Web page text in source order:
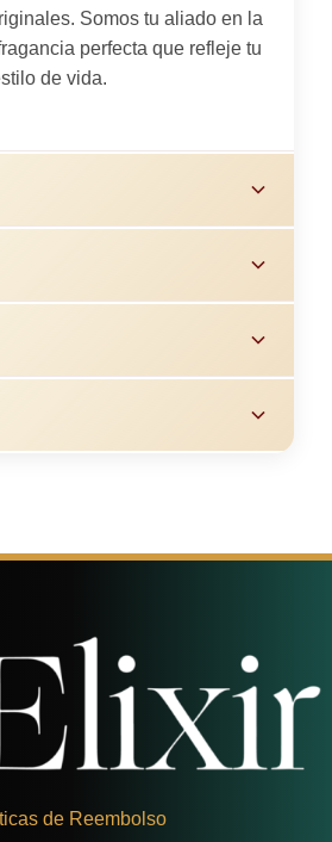
Somos tu aliado en la
perfecta que refleje tu
de vida.
de Reembolso